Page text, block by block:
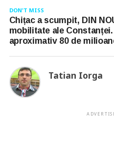
DON'T MISS
Chițac a scumpit, DIN
mobilitate ale
aproximativ 80 de
Tatian Iorga